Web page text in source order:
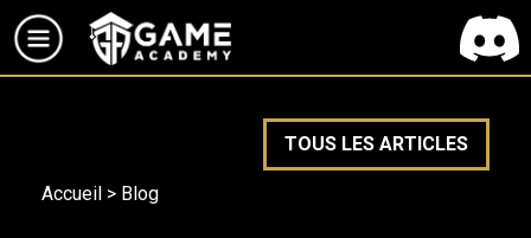
TOUS LES ARTICLES
Accueil > Blog